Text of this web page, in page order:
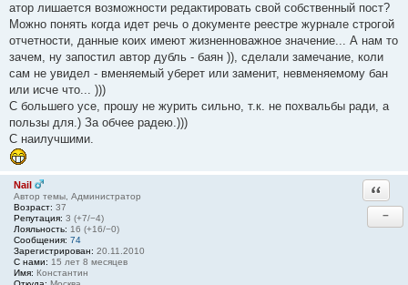
атор лишается возможности редактировать свой собственный пост?
Можно понять когда идет речь о документе реестре журнале строгой
отчетности, данные коих имеют жизненноважное значение... А нам то
зачем, ну запостил автор дубль - баян )), сделали замечание, коли
сам не увидел - вменяемый уберет или заменит, невменяемому бан
или исче что... )))
С большего усе, прошу не журить сильно, т.к. не похвальбы ради, а
пользы для.) За обчее радею.)))
С наилучшими.
Nail
Автор темы, Администратор
Возраст: 37
Репутация: 3 (+7/−4)
Лояльность: 16 (+16/−0)
Сообщения: 74
Зарегистрирован: 20.11.2010
С нами: 15 лет 8 месяцев
Имя: Константин
−